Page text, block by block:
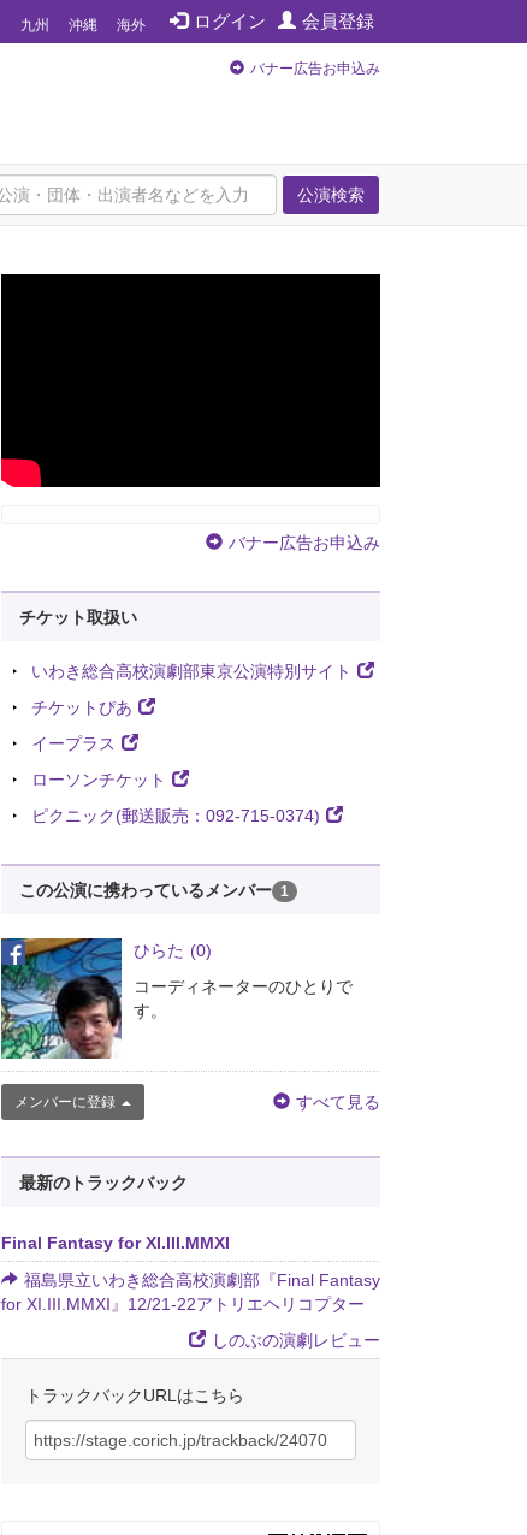
ログイン 会員登録
九州 沖縄 海外
バナー広告お申込み
公演検索
バナー広告お申込み
チケット取扱い
いわき総合高校演劇部東京公演特別サイト
チケットぴあ
イープラス
ローソンチケット
ピクニック(郵送販売：092-715-0374)
この公演に携わっているメンバー 1
ひらた (0)
コーディネーターのひとりで
す。
メンバーに登録 すべて見る
最新のトラックバック
Final Fantasy for XI.III.MMXI
福島県立いわき総合高校演劇部『Final Fantasy
for XI.III.MMXI』12/21-22アトリエヘリコプター
しのぶの演劇レビュー
トラックバックURLはこちら